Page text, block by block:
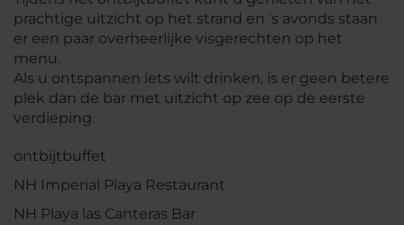
prachtige uitzicht op het strand en 's avonds staan
er een paar overheerlijke visgerechten op het
menu.
Als u ontspannen iets wilt drinken, is er geen betere
plek dan de bar met uitzicht op zee op de eerste
verdieping.
ontbijtbuffet
NH Imperial Playa Restaurant
NH Playa las Canteras Bar